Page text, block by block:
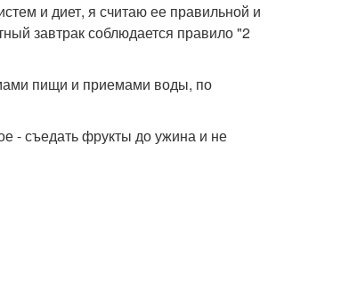
и диет, я считаю ее правильной и
завтрак соблюдается правило "2
пищи и приемами воды, по
- съедать фрукты до ужина и не